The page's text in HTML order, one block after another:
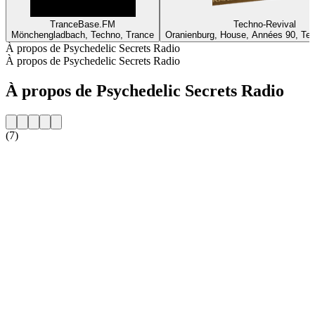
TranceBase.FM
Mönchengladbach, Techno, Trance
Techno-Revival
Oranienburg, House, Années 90,
À propos de Psychedelic Secrets Radio
À propos de Psychedelic Secrets Radio
À propos de Psychedelic Secrets Radio
(7)